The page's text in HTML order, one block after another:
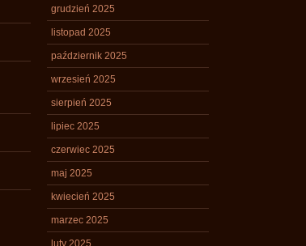
grudzień 2025
listopad 2025
październik 2025
wrzesień 2025
sierpień 2025
lipiec 2025
czerwiec 2025
maj 2025
kwiecień 2025
marzec 2025
luty 2025